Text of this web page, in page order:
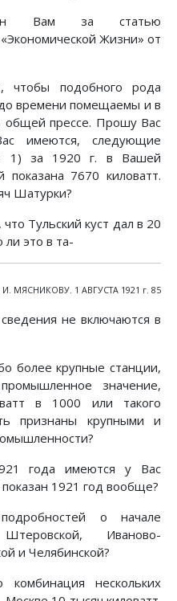
Вам за статью
Жизни» от
чтобы подобного рода
времени помещаемы и в
общей прессе. Прошу Вас
имеются, следующие
1) за 1920 г. в Вашей
7670 киловатт.
Шатурки?
Тульский куст дал в 20
ли это в та-
И. МЯСНИКОВУ. 1 АВГУСТА 1921 г. 85
не включаются в
более крупные станции,
значение,
в 1000 или такого
признаны крупными и
года имеются у Вас
1921 год вообще?
о начале
Иваново-
и Челябинской?
нескольких